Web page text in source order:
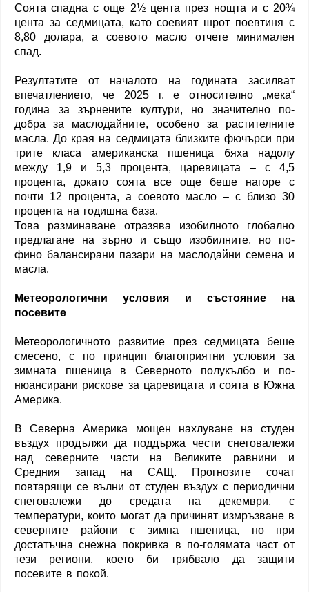
Соята спадна с още 2½ цента през нощта и с 20¾
цента за седмицата, като соевият шрот поевтиня с
8,80 долара, а соевото масло отчете минимален
спад.
Резултатите от началото на годината засилват
впечатлението, че 2025 г. е относително „мека“
година за зърнените култури, но значително по-
добра за маслодайните, особено за растителните
масла. До края на седмицата близките фючърси при
трите класа американска пшеница бяха надолу
между 1,9 и 5,3 процента, царевицата – с 4,5
процента, докато соята все още беше нагоре с
почти 12 процента, а соевото масло – с близо 30
процента на годишна база.
Това разминаване отразява изобилното глобално
предлагане на зърно и също изобилните, но по-
фино балансирани пазари на маслодайни семена и
масла.
Метеорологични условия и състояние на
посевите
Метеорологичното развитие през седмицата беше
смесено, с по принцип благоприятни условия за
зимната пшеница в Северното полукълбо и по-
нюансирани рискове за царевицата и соята в Южна
Америка.
В Северна Америка мощен нахлуване на студен
въздух продължи да поддържа чести снеговалежи
над северните части на Великите равнини и
Средния запад на САЩ. Прогнозите сочат
повтарящи се вълни от студен въздух с периодични
снеговалежи до средата на декември, с
температури, които могат да причинят измръзване в
северните райони с зимна пшеница, но при
достатъчна снежна покривка в по-голямата част от
тези региони, което би трябвало да защити
посевите в покой.